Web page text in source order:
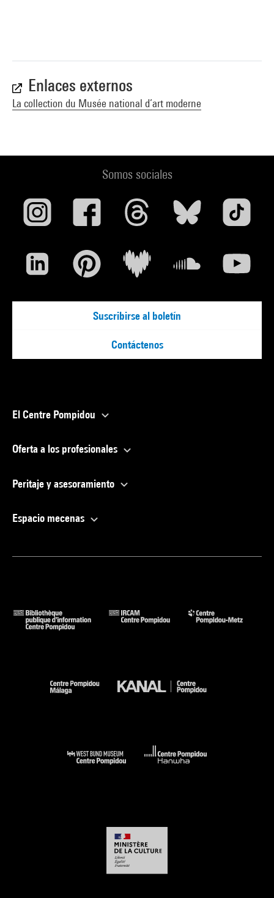
Enlaces externos
La collection du Musée national d’art moderne
Somos sociales
Suscribirse al boletín
Contáctenos
El Centre Pompidou
Oferta a los profesionales
Peritaje y asesoramiento
Espacio mecenas